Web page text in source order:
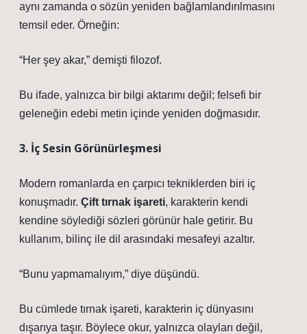
aynı zamanda o sözün yeniden bağlamlandırılmasını
temsil eder. Örneğin:
“Her şey akar,” demişti filozof.
Bu ifade, yalnızca bir bilgi aktarımı değil; felsefi bir
geleneğin edebi metin içinde yeniden doğmasıdır.
3. İç Sesin Görünürleşmesi
Modern romanlarda en çarpıcı tekniklerden biri iç
konuşmadır. Çift tırnak işareti, karakterin kendi
kendine söylediği sözleri görünür hale getirir. Bu
kullanım, bilinç ile dil arasındaki mesafeyi azaltır.
“Bunu yapmamalıyım,” diye düşündü.
Bu cümlede tırnak işareti, karakterin iç dünyasını
dışarıya taşır. Böylece okur, yalnızca olayları değil,